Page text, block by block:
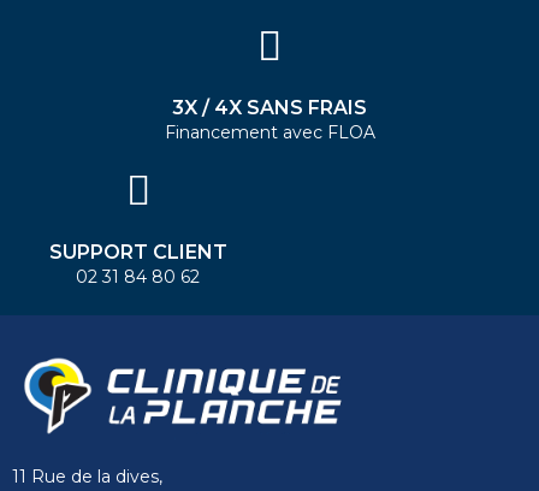
3X / 4X SANS FRAIS
Financement avec FLOA
SUPPORT CLIENT
02 31 84 80 62
11 Rue de la dives,